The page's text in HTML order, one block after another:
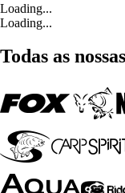
Loading...
Loading...
Todas as